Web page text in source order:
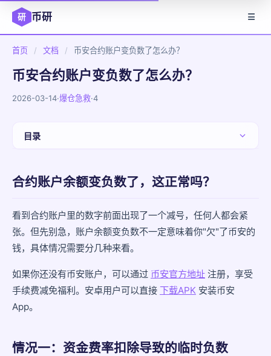
研 币研 ☰
首页 / 文档 / 币安合约账户变负数了怎么办？
币安合约账户变负数了怎么办？
2026-03-14·爆仓急救·4
目录
情况一：资金费率扣除导致的临时负数
情况二：全仓模式下多个仓位的浮动盈亏
情况三：爆仓后的穿仓亏损
账户负数需要我补钱吗？
小结
合约账户余额变负数了，这正常吗？
看到合约账户里的数字前面出现了一个减号，任何人都会紧
张。但先别急，账户余额变负数不一定意味着你"欠"了币安的
钱，具体情况需要分几种来看。
如果你还没有币安账户，可以通过 币安官方地址 注册，享受
手续费减免福利。安卓用户可以直接 下载APK 安装币安
App。
情况一：资金费率扣除导致的临时负数